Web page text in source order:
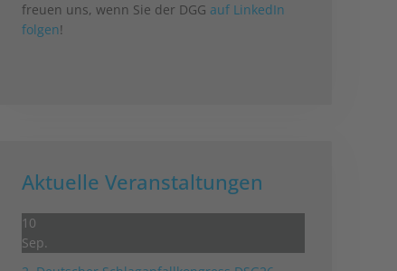
freuen uns, wenn Sie der DGG auf LinkedIn
folgen!
Aktuelle Veranstaltungen
10
Sep.